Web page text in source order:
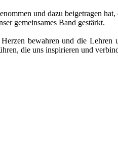
und dazu beigetragen
gemeinsames Band gestärkt.
bewahren und die
die uns inspirieren und